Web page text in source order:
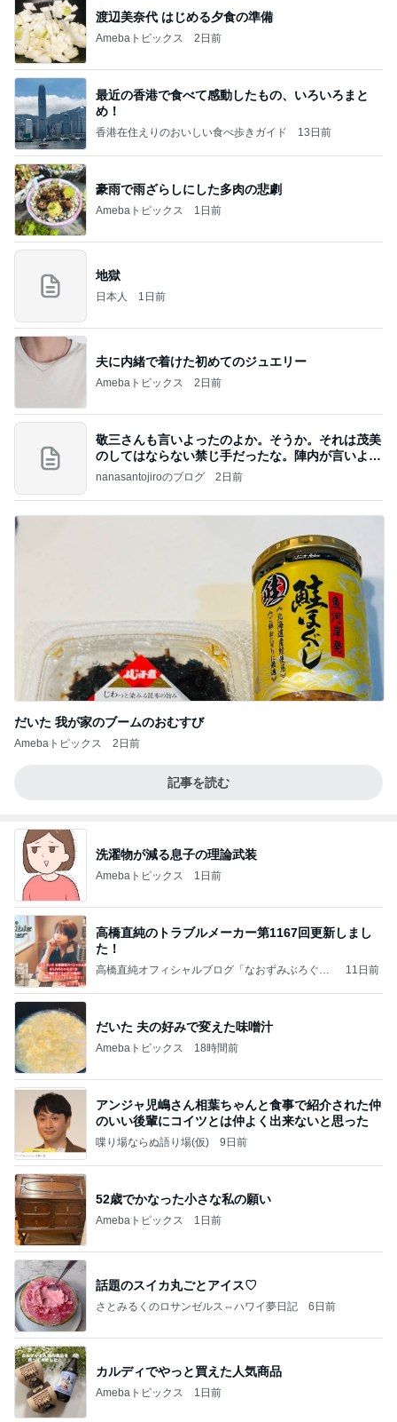
渡辺美奈代 はじめる夕食の準備
Amebaトピックス 2日前
最近の香港で食べて感動したもの、いろいろまと
め！
香港在住えりのおいしい食べ歩きガイド 13日前
豪雨で雨ざらしにした多肉の悲劇
Amebaトピックス 1日前
地獄
日本人 1日前
夫に内緒で着けた初めてのジュエリー
Amebaトピックス 2日前
敬三さんも言いよったのよか。そうか。それは茂美
のしてはならない禁じ手だったな。陣内が言いよる
のよ
nanasantojiroのブログ 2日前
だいた 我が家のブームのおむすび
Amebaトピックス 2日前
記事を読む
洗濯物が減る息子の理論武装
Amebaトピックス 1日前
高橋直純のトラブルメーカー第1167回更新しまし
た！
高橋直純オフィシャルブログ「なおずみぶろぐ」
11日前
だいた 夫の好みで変えた味噌汁
Amebaトピックス 18時間前
アンジャ児嶋さん相葉ちゃんと食事で紹介された仲
のいい後輩にコイツとは仲よく出来ないと思った
喋り場ならぬ語り場(仮) 9日前
52歳でかなった小さな私の願い
Amebaトピックス 1日前
話題のスイカ丸ごとアイス♡
さとみるくのロサンゼルス⇔ハワイ夢日記 6日前
カルディでやっと買えた人気商品
Amebaトピックス 1日前